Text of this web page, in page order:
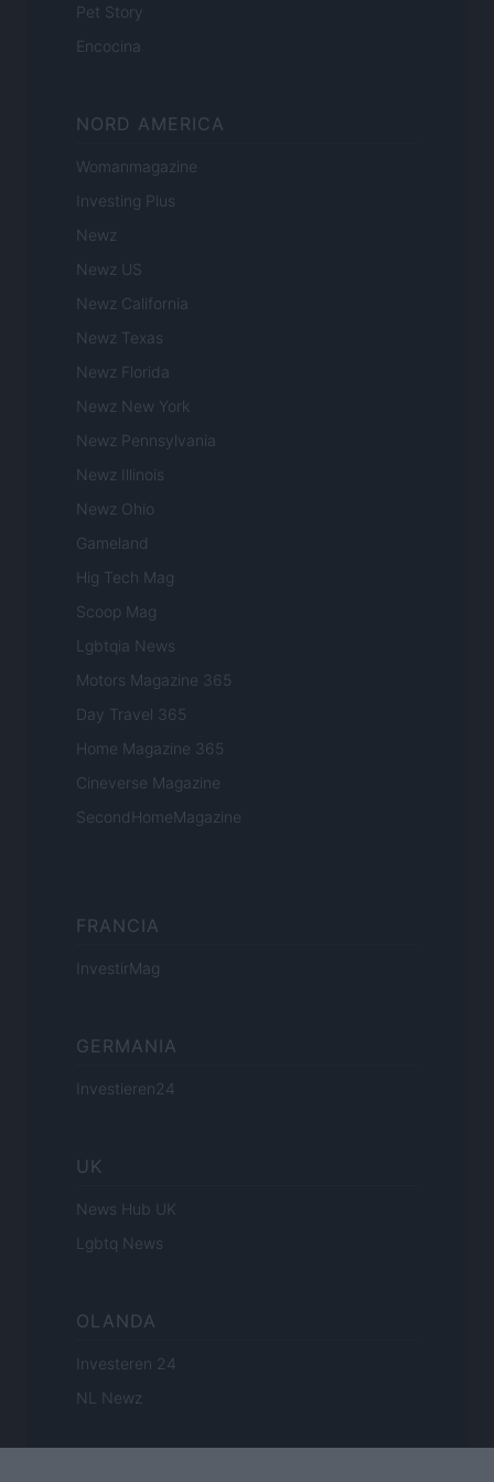
Pet Story
Encocina
NORD AMERICA
Womanmagazine
Investing Plus
Newz
Newz US
Newz California
Newz Texas
Newz Florida
Newz New York
Newz Pennsylvania
Newz Illinois
Newz Ohio
Gameland
Hig Tech Mag
Scoop Mag
Lgbtqia News
Motors Magazine 365
Day Travel 365
Home Magazine 365
Cineverse Magazine
SecondHomeMagazine
FRANCIA
InvestirMag
GERMANIA
Investieren24
UK
News Hub UK
Lgbtq News
OLANDA
Investeren 24
NL Newz